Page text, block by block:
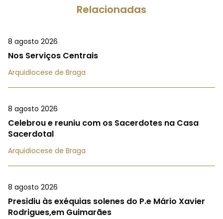
Relacionadas
8 agosto 2026
Nos Serviços Centrais
Arquidiocese de Braga
8 agosto 2026
Celebrou e reuniu com os Sacerdotes na Casa
Sacerdotal
Arquidiocese de Braga
8 agosto 2026
Presidiu às exéquias solenes do P.e Mário Xavier
Rodrigues,em Guimarães